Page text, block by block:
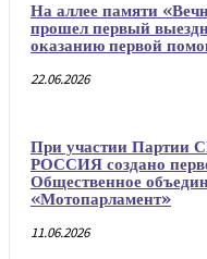
На аллее памяти
прошел первый
оказанию первой
22.06.2026
При участии
РОССИЯ создано
Общественное
«Мотопарламент»
11.06.2026